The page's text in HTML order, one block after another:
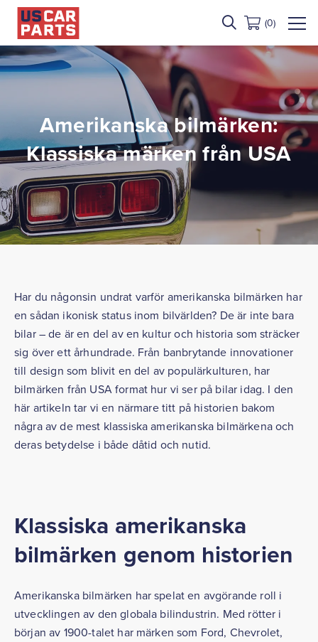
(0)
Amerikanska bilmärken:
Klassiska märken från USA
Har du någonsin undrat varför amerikanska bilmärken har
en sådan ikonisk status inom bilvärlden? De är inte bara
bilar – de är en del av en kultur och historia som sträcker
sig över ett århundrade. Från banbrytande innovationer
till design som blivit en del av populärkulturen, har
bilmärken från USA format hur vi ser på bilar idag. I den
här artikeln tar vi en närmare titt på historien bakom
några av de mest klassiska amerikanska bilmärkena och
deras betydelse i både dåtid och nutid.
Klassiska amerikanska
bilmärken genom historien
Amerikanska bilmärken har spelat en avgörande roll i
utvecklingen av den globala bilindustrin. Med rötter i
början av 1900-talet har märken som Ford, Chevrolet,